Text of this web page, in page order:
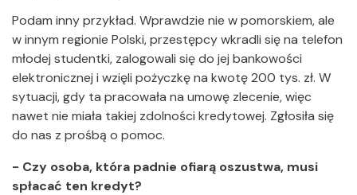
Podam inny przykład. Wprawdzie nie w pomorskiem, ale
w innym regionie Polski, przestępcy wkradli się na telefon
młodej studentki, zalogowali się do jej bankowości
elektronicznej i wzięli pożyczkę na kwotę 200 tys. zł. W
sytuacji, gdy ta pracowała na umowę zlecenie, więc
nawet nie miała takiej zdolności kredytowej. Zgłosiła się
do nas z prośbą o pomoc.
- Czy osoba, która padnie ofiarą oszustwa, musi
spłacać ten kredyt?